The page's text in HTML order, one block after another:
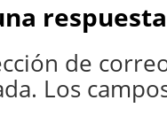
respuesta
de
Los